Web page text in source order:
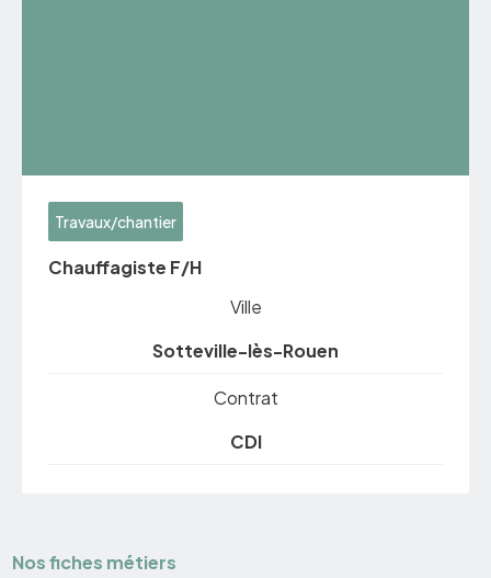
Travaux/chantier
Chauffagiste F/H
Ville
Sotteville-lès-Rouen
Contrat
CDI
Nos fiches métiers